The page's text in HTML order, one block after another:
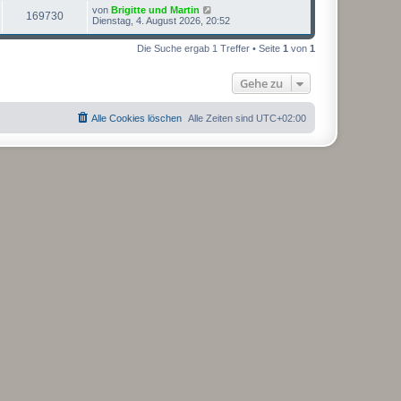
169730Z
u
f
L
e
z
i
t
g
von Brigitte und Martin
Dienstag, 4. August 2026, 20:52
Die Suche ergab 1 Treffer • Seite 1 von 1
Gehe zu
Alle Zeiten sind UTC+02:00
Alle Cookies löschen